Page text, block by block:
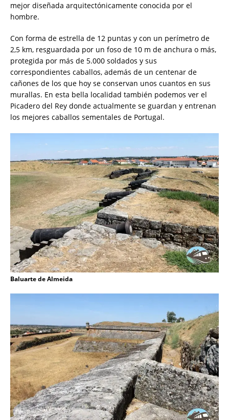
mejor diseñada arquitectónicamente conocida por el
hombre.
Con forma de estrella de 12 puntas y con un perímetro de
2,5 km, resguardada por un foso de 10 m de anchura o más,
protegida por más de 5.000 soldados y sus
correspondientes caballos, además de un centenar de
cañones de los que hoy se conservan unos cuantos en sus
murallas. En esta bella localidad también podemos ver el
Picadero del Rey donde actualmente se guardan y entrenan
los mejores caballos sementales de Portugal.
Baluarte de Almeida